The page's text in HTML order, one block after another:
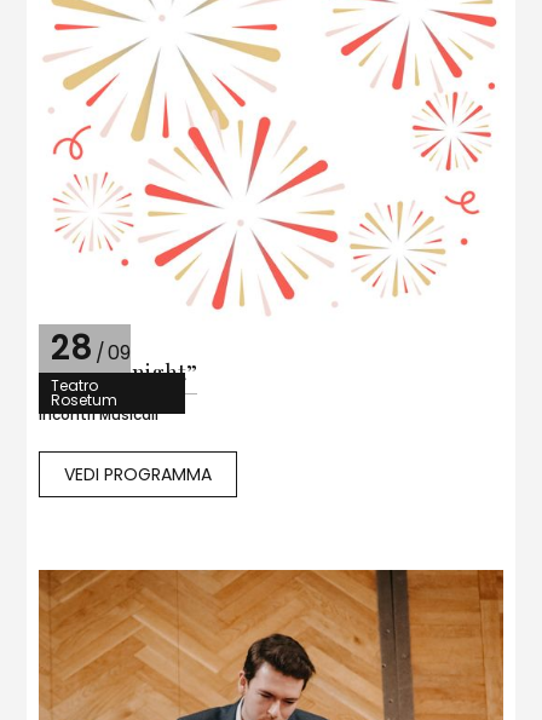
28 /09
Teatro
Rosetum
“All stars night”
Incontri Musicali
VEDI PROGRAMMA